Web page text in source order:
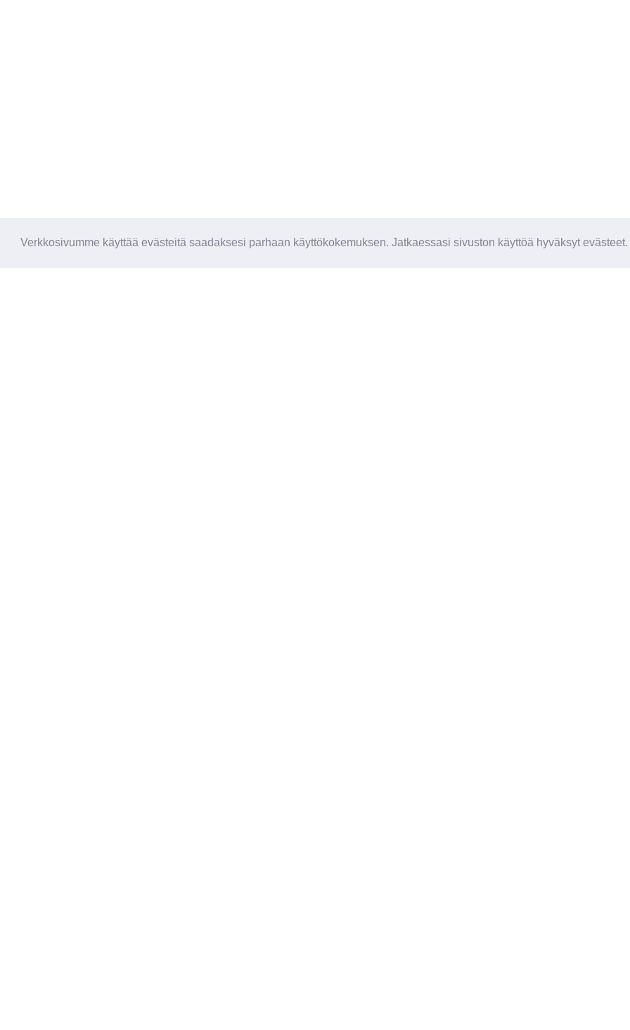
Verkkosivumme käyttää evästeitä saadaksesi parhaan käyttökokemuksen. Jatkaessasi sivuston käyttöä hyväksyt evästeet.